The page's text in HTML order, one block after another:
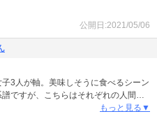
公開日:2021/05/06
3人が軸。美味しそうに食べるシーン
ですが、こちらはそれぞれの人間模
マ寄りかなーと思います。わたし
もっと見る▼